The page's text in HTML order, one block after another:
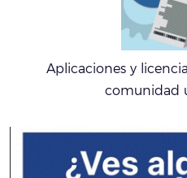
Aplicaciones y
comunidad